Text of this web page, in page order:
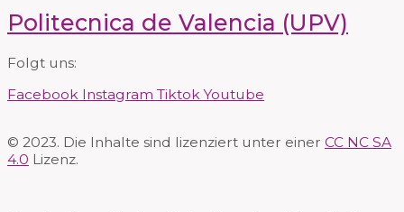
Politecnica de Valencia (UPV)
Folgt uns:
Facebook Instagram Tiktok Youtube
© 2023. Die Inhalte sind lizenziert unter einer CC NC SA
4.0 Lizenz.